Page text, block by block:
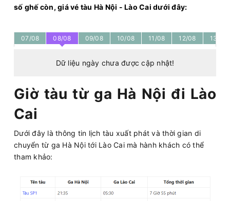
số ghế còn, giá vé tàu Hà Nội - Lào Cai dưới đây:
07/08 08/08 09/08 10/08 11/08 12/08 13/08
Dữ liệu ngày chưa được cập nhật!
Giờ tàu từ ga Hà Nội đi Lào
Cai
Dưới đây là thông tin lịch tàu xuất phát và thời gian di
chuyển từ ga Hà Nội tới Lào Cai mà hành khách có thể
tham khảo: